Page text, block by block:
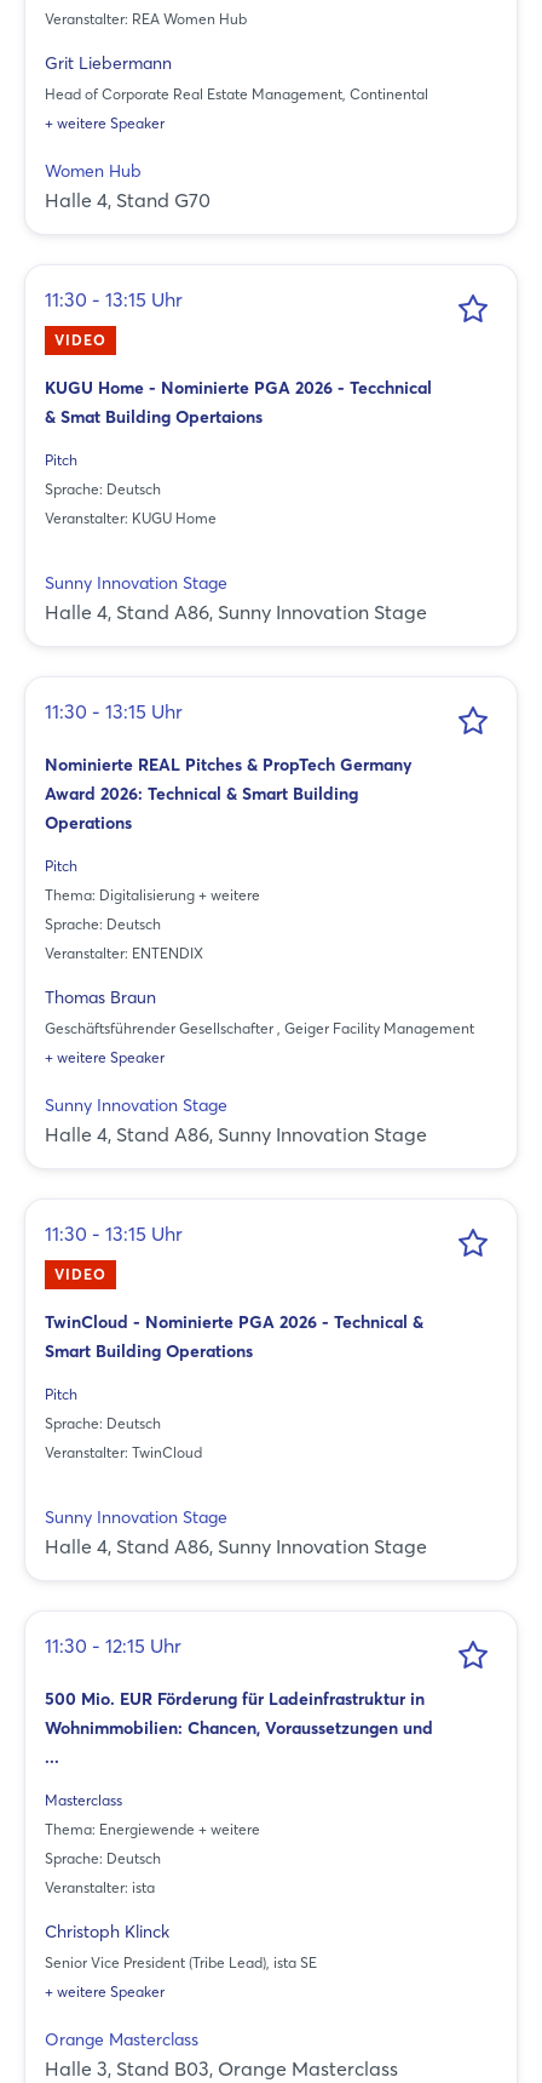
Veranstalter: REA Women Hub
Grit Liebermann
Head of Corporate Real Estate Management, Continental
+ weitere Speaker
Women Hub
Halle 4, Stand G70
11:30 - 13:15 Uhr
VIDEO
KUGU Home - Nominierte PGA 2026 - Tecchnical
& Smat Building Opertaions
Pitch
Sprache: Deutsch
Veranstalter: KUGU Home
Sunny Innovation Stage
Halle 4, Stand A86, Sunny Innovation Stage
11:30 - 13:15 Uhr
Nominierte REAL Pitches & PropTech Germany
Award 2026: Technical & Smart Building
Operations
Pitch
Thema: Digitalisierung + weitere
Sprache: Deutsch
Veranstalter: ENTENDIX
Thomas Braun
Geschäftsführender Gesellschafter , Geiger Facility Management
+ weitere Speaker
Sunny Innovation Stage
Halle 4, Stand A86, Sunny Innovation Stage
11:30 - 13:15 Uhr
VIDEO
TwinCloud - Nominierte PGA 2026 - Technical &
Smart Building Operations
Pitch
Sprache: Deutsch
Veranstalter: TwinCloud
Sunny Innovation Stage
Halle 4, Stand A86, Sunny Innovation Stage
11:30 - 12:15 Uhr
500 Mio. EUR Förderung für Ladeinfrastruktur in
Wohnimmobilien: Chancen, Voraussetzungen und
...
Masterclass
Thema: Energiewende + weitere
Sprache: Deutsch
Veranstalter: ista
Christoph Klinck
Senior Vice President (Tribe Lead), ista SE
+ weitere Speaker
Orange Masterclass
Halle 3, Stand B03, Orange Masterclass